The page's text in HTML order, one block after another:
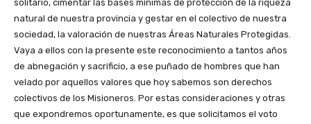
solitario, cimentar las bases mínimas de protección de la riqueza
natural de nuestra provincia y gestar en el colectivo de nuestra
sociedad, la valoración de nuestras Áreas Naturales Protegidas.
Vaya a ellos con la presente este reconocimiento a tantos años
de abnegación y sacrificio, a ese puñado de hombres que han
velado por aquellos valores que hoy sabemos son derechos
colectivos de los Misioneros. Por estas consideraciones y otras
que expondremos oportunamente, es que solicitamos el voto